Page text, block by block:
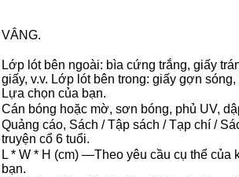
VÂNG.
Lớp lót bên ngoài: bìa cứng trắng, giấy
giấy, v.v. Lớp lót bên trong: giấy gợn
Lựa chọn của bạn.
Cán bóng hoặc mờ, sơn bóng, phủ UV,
Quảng cáo, Sách / Tập sách / Tạp chí /
truyện cổ 6 tuổi.
L * W * H (cm) —Theo yêu cầu cụ thể
bạn.